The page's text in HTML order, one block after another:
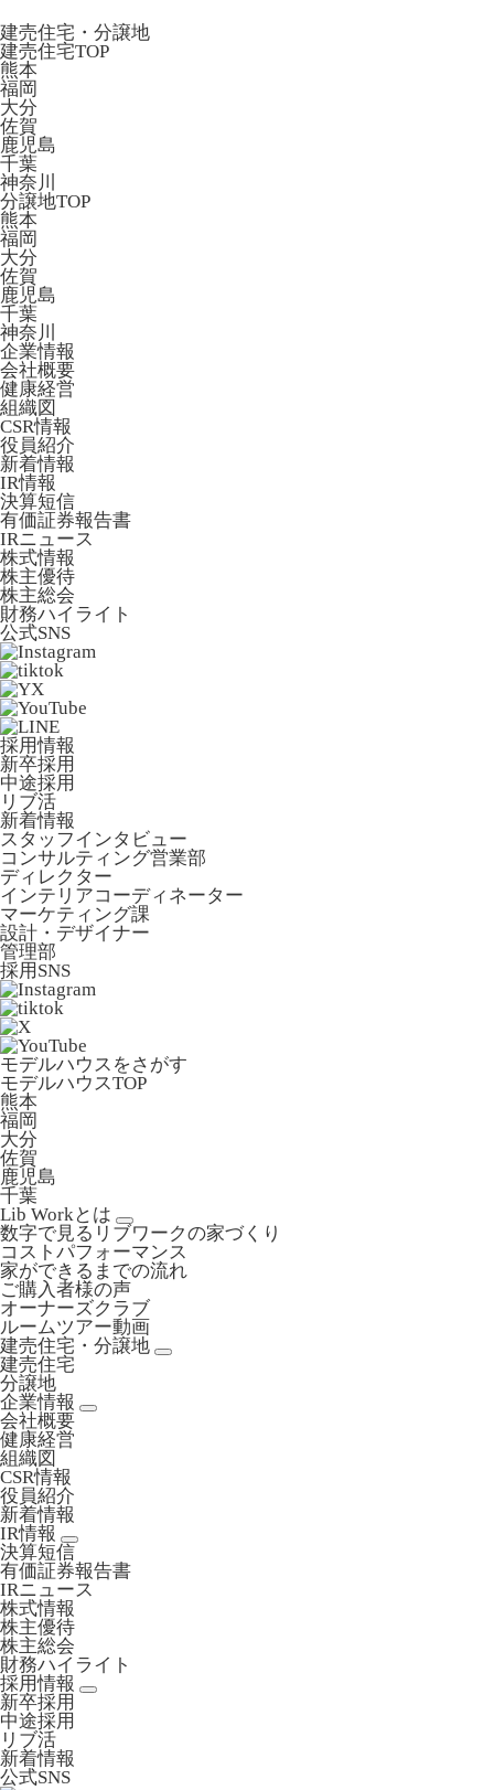
建売住宅・分譲地
建売住宅TOP
熊本
福岡
大分
佐賀
鹿児島
千葉
神奈川
分譲地TOP
熊本
福岡
大分
佐賀
鹿児島
千葉
神奈川
企業情報
会社概要
健康経営
組織図
CSR情報
役員紹介
新着情報
IR情報
決算短信
有価証券報告書
IRニュース
株式情報
株主優待
株主総会
財務ハイライト
公式SNS
採用情報
新卒採用
中途採用
リブ活
新着情報
スタッフインタビュー
コンサルティング営業部
ディレクター
インテリアコーディネーター
マーケティング課
設計・デザイナー
管理部
採用SNS
モデルハウスをさがす
モデルハウスTOP
熊本
福岡
大分
佐賀
鹿児島
千葉
Lib Workとは
数字で見るリブワークの家づくり
コストパフォーマンス
家ができるまでの流れ
ご購入者様の声
オーナーズクラブ
ルームツアー動画
建売住宅・分譲地
建売住宅
分譲地
企業情報
会社概要
健康経営
組織図
CSR情報
役員紹介
新着情報
IR情報
決算短信
有価証券報告書
IRニュース
株式情報
株主優待
株主総会
財務ハイライト
採用情報
新卒採用
中途採用
リブ活
新着情報
公式SNS